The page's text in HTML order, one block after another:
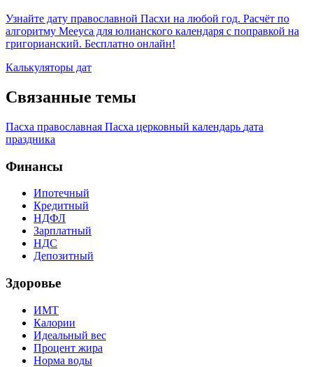
Узнайте дату православной Пасхи на любой год. Расчёт по
алгоритму Мееуса для юлианского календаря с поправкой на
григорианский. Бесплатно онлайн!
Калькуляторы дат
Связанные темы
Пасха православная Пасха церковный календарь дата
праздника
Финансы
Ипотечный
Кредитный
НДФЛ
Зарплатный
НДС
Депозитный
Здоровье
ИМТ
Калории
Идеальный вес
Процент жира
Норма воды